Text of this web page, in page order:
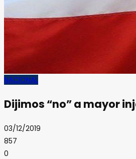
NACIONAL
Dijimos “no” a mayor
03/12/2019
857
0